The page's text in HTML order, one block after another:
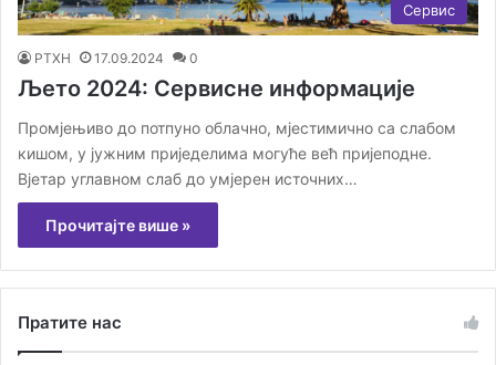
Сервис
РТХН 17.09.2024 0
Љето 2024: Сервисне информације
Промјењиво до потпуно облачно, мјестимично са слабом
кишом, у јужним приједелима могуће већ пријеподне.
Вјетар углавном слаб до умјерен источних…
Прочитајте више »
Пратите нас